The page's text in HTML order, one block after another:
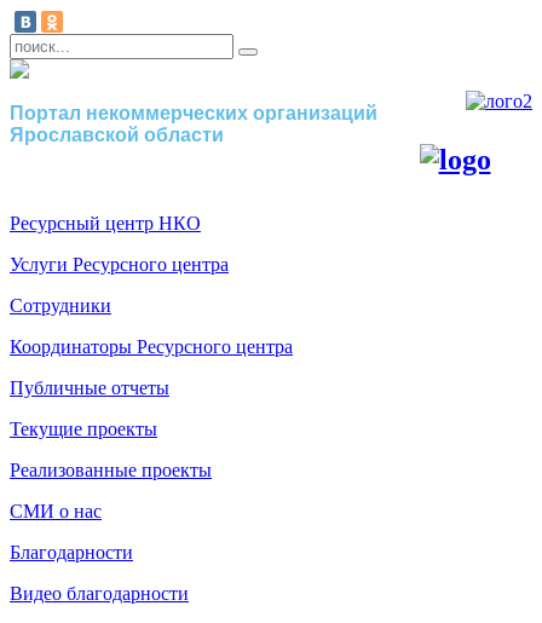
Портал некоммерческих организаций
Ярославской области
Ресурсный центр НКО
Услуги Ресурсного центра
Сотрудники
Координаторы Ресурсного центра
Публичные отчеты
Текущие проекты
Реализованные проекты
СМИ о нас
Благодарности
Видео благодарности